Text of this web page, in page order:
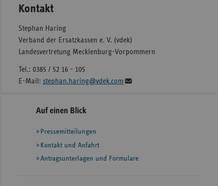
Kontakt
Stephan Haring
Verband der Ersatzkassen e. V. (vdek)
Landesvertretung Mecklenburg-Vorpommern
Tel.: 0385 / 52 16 - 105
E-Mail: stephan.haring@vdek.com
Seitennavigation
Seitenleiste
weiteren
Informationen
Auf einen Blick
Pressemitteilungen
Kontakt und Anfahrt
Antragsunterlagen und Formulare